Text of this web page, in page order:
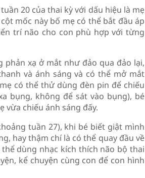
20 của thai kỳ với dấu hiệu là mẹ
mốc này bố mẹ có thể bắt đầu áp
trí não cho con phù hợp với từng
xạ ở mắt như đảo qua đảo lại,
và ánh sáng và có thể mở mắt
có thể thử dùng đèn pin để chiếu
bụng, không để sát vào bụng), bé
vừa chiếu ánh sáng đấy.
tuần 27), khi bé biết giật mình
hay thậm chí là có thể quay đầu về
dùng nhạc kích thích não bộ thai
kể chuyện cùng con để con hình